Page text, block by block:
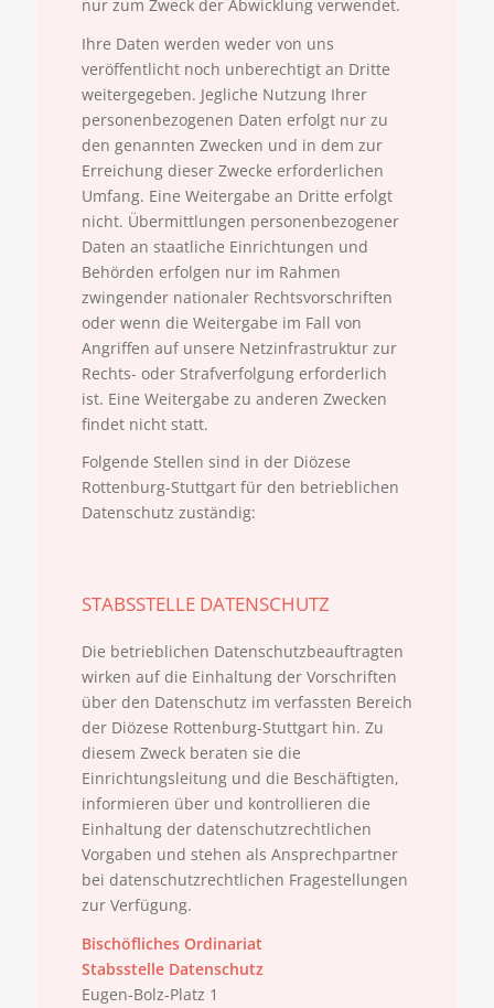
nur zum Zweck der Abwicklung verwendet.
Ihre Daten werden weder von uns
veröffentlicht noch unberechtigt an Dritte
weitergegeben. Jegliche Nutzung Ihrer
personenbezogenen Daten erfolgt nur zu
den genannten Zwecken und in dem zur
Erreichung dieser Zwecke erforderlichen
Umfang. Eine Weitergabe an Dritte erfolgt
nicht. Übermittlungen personenbezogener
Daten an staatliche Einrichtungen und
Behörden erfolgen nur im Rahmen
zwingender nationaler Rechtsvorschriften
oder wenn die Weitergabe im Fall von
Angriffen auf unsere Netzinfrastruktur zur
Rechts- oder Strafverfolgung erforderlich
ist. Eine Weitergabe zu anderen Zwecken
findet nicht statt.
Folgende Stellen sind in der Diözese
Rottenburg-Stuttgart für den betrieblichen
Datenschutz zuständig:
STABSSTELLE DATENSCHUTZ
Die betrieblichen Datenschutzbeauftragten
wirken auf die Einhaltung der Vorschriften
über den Datenschutz im verfassten Bereich
der Diözese Rottenburg-Stuttgart hin. Zu
diesem Zweck beraten sie die
Einrichtungsleitung und die Beschäftigten,
informieren über und kontrollieren die
Einhaltung der datenschutzrechtlichen
Vorgaben und stehen als Ansprechpartner
bei datenschutzrechtlichen Fragestellungen
zur Verfügung.
Bischöfliches Ordinariat
Stabsstelle Datenschutz
Eugen-Bolz-Platz 1